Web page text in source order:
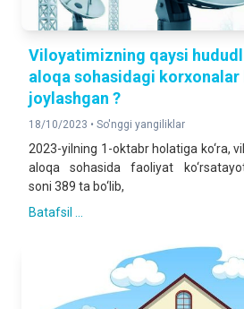
Viloyatimizning qaysi
aloqa sohasidagi korxonalar
joylashgan ?
18/10/2023 • So'nggi yangiliklar
2023-yilning 1-oktabr holatiga ko‘ra,
aloqa sohasida faoliyat
soni 389 ta bo‘lib,
Batafsil ...